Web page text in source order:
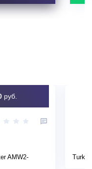
руб.
AMW2-